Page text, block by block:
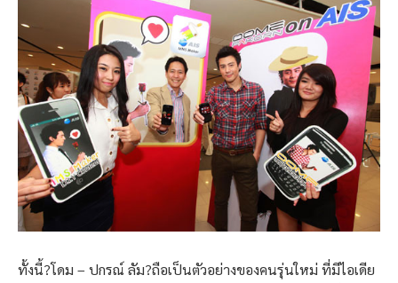
ทั้งนี้?โดม – ปกรณ์ ลัม?ถือเป็นตัวอย่างของคนรุ่นใหม่ ที่มีไอเดีย